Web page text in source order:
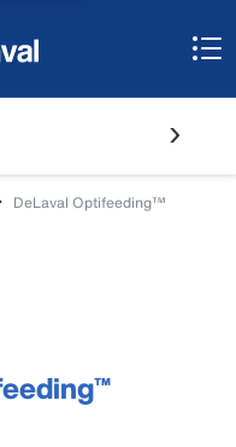
DeLaval Optifeeding™